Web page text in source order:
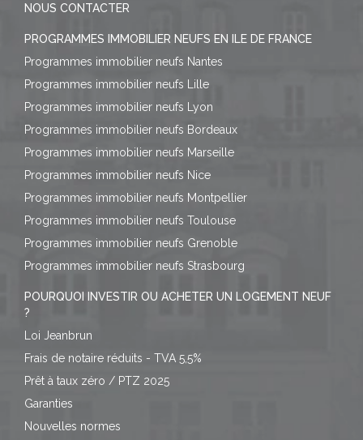
NOUS CONTACTER
PROGRAMMES IMMOBILIER NEUFS EN ILE DE FRANCE
Programmes immobilier neufs Nantes
Programmes immobilier neufs Lille
Programmes immobilier neufs Lyon
Programmes immobilier neufs Bordeaux
Programmes immobilier neufs Marseille
Programmes immobilier neufs Nice
Programmes immobilier neufs Montpellier
Programmes immobilier neufs Toulouse
Programmes immobilier neufs Grenoble
Programmes immobilier neufs Strasbourg
POURQUOI INVESTIR OU ACHETER UN LOGEMENT NEUF
?
Loi Jeanbrun
Frais de notaire réduits - TVA 5,5%
Prêt à taux zéro / PTZ 2025
Garanties
Nouvelles normes